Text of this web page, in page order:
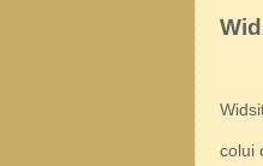
colui